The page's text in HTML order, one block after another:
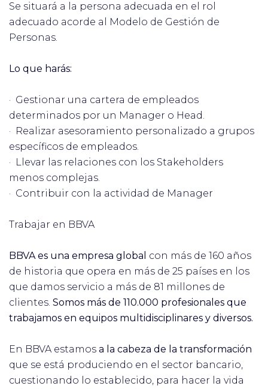
Se situará a la persona adecuada en el rol
adecuado acorde al Modelo de Gestión de
Personas.
Lo que harás:
· Gestionar una cartera de empleados
determinados por un Manager o Head.
· Realizar asesoramiento personalizado a grupos
específicos de empleados.
· Llevar las relaciones con los Stakeholders
menos complejas.
· Contribuir con la actividad de Manager
Trabajar en BBVA
BBVA es una empresa global con más de 160 años
de historia que opera en más de 25 países en los
que damos servicio a más de 81 millones de
clientes. Somos más de 110.000 profesionales que
trabajamos en equipos multidisciplinares y diversos.
En BBVA estamos a la cabeza de la transformación
que se está produciendo en el sector bancario,
cuestionando lo establecido, para hacer la vida